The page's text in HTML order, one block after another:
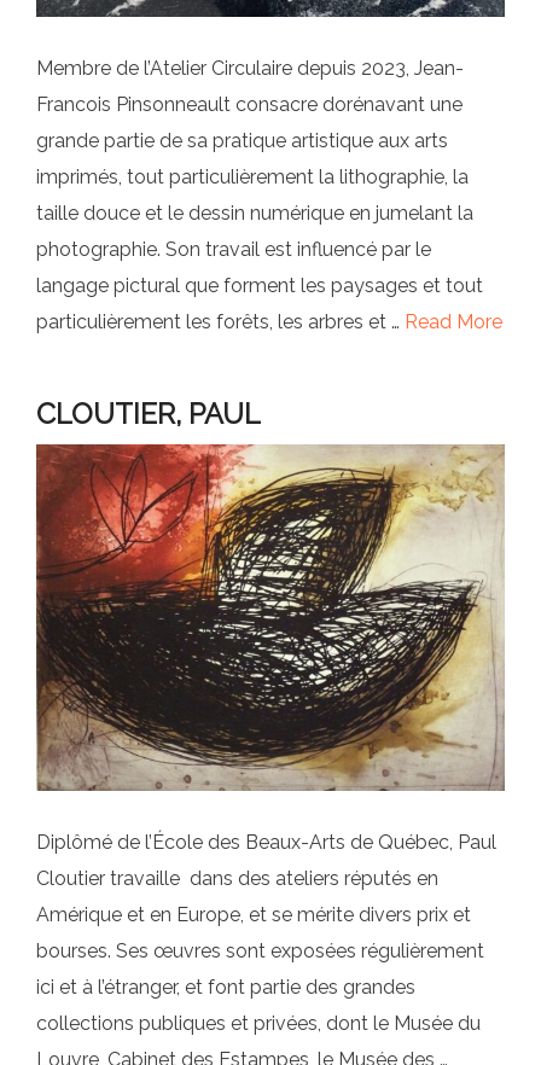
Membre de l’Atelier Circulaire depuis 2023, Jean-
Francois Pinsonneault consacre dorénavant une
grande partie de sa pratique artistique aux arts
imprimés, tout particulièrement la lithographie, la
taille douce et le dessin numérique en jumelant la
photographie. Son travail est influencé par le
langage pictural que forment les paysages et tout
particulièrement les forêts, les arbres et … Read More
CLOUTIER, PAUL
Diplômé de l’École des Beaux-Arts de Québec, Paul
Cloutier travaille dans des ateliers réputés en
Amérique et en Europe, et se mérite divers prix et
bourses. Ses œuvres sont exposées régulièrement
ici et à l’étranger, et font partie des grandes
collections publiques et privées, dont le Musée du
Louvre, Cabinet des Estampes, le Musée des …